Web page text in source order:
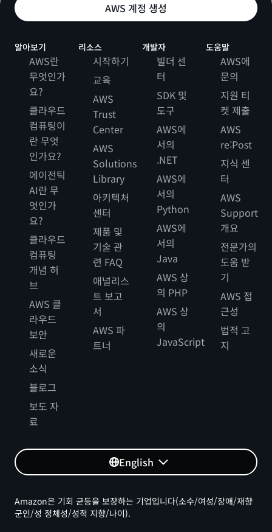
AWS 계정 생성
알아보기
AWS란
무엇인가
요?
클라우드
컴퓨팅이
란 무엇
인가요?
에이전틱
AI란 무
엇인가
요?
클라우드
컴퓨팅
개념 허
브
AWS 클
라우드
보안
새로운
소식
블로그
보도 자
료
리소스
시작하기
교육
AWS
Trust
Center
AWS
Solutions
Library
아키텍처
센터
제품 및
기술 관
련 FAQ
애널리스
트 보고
서
AWS 파
트너
개발자
빌더 센
터
SDK 및
도구
AWS에
서의
.NET
AWS에
서의
Python
AWS에
서의
Java
AWS 상
의 PHP
AWS 상
의
JavaScript
도움말
AWS에
문의
지원 티
켓 제출
AWS
re:Post
지식 센
터
AWS
Support
개요
전문가의
도움 받
기
AWS 접
근성
법적 고
지
English
Amazon은 기회 균등을 보장하는 기업입니다(소수/여성/장애/재향
군인/성 정체성/성적 지향/나이).